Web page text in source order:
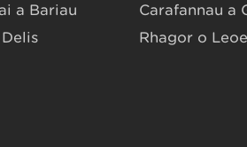
a Bariau
Carafannau a
Rhagor o